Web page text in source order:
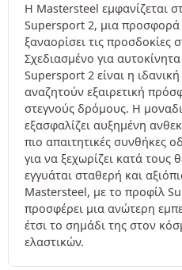
Η Mastersteel εμφανίζεται
Supersport 2, μια προσφορά
ξαναορίσει τις προσδοκίες
Σχεδιασμένο για
Supersport 2 είναι η
αναζητούν εξαιρετική
στεγνούς δρόμους. Η
εξασφαλίζει αυξημένη
πιο απαιτητικές συνθήκες
για να ξεχωρίζει κατά τους
εγγυάται σταθερή και
Mastersteel, με το προφίλ
προσφέρει μια ανώτερη
έτσι το σημάδι της στον
ελαστικών.